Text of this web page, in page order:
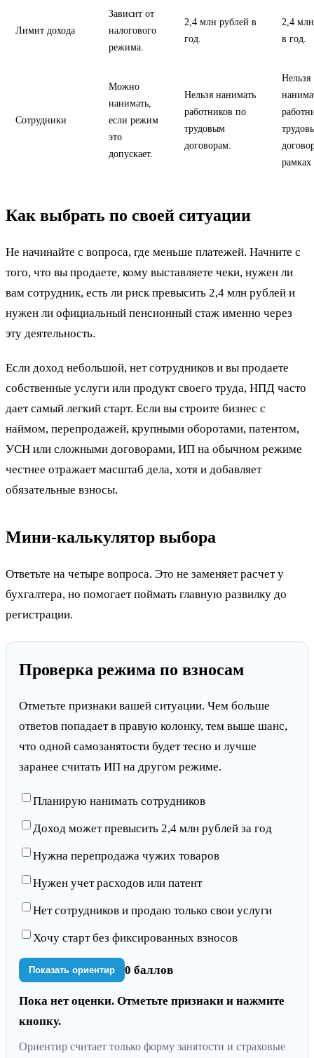
Лимит дохода
Зависит от
налогового
режима.
2,4 млн рублей в
год.
2,4
в год.
Сотрудники
Можно
нанимать,
если режим
это
допускает.
Нельзя нанимать
работников по
трудовым
договорам.
Нельзя
Как выбрать по своей ситуации
Не начинайте с вопроса, где меньше платежей. Начните с
того, что вы продаете, кому выставляете чеки, нужен ли
вам сотрудник, есть ли риск превысить 2,4 млн рублей и
нужен ли официальный пенсионный стаж именно через
эту деятельность.
Если доход небольшой, нет сотрудников и вы продаете
собственные услуги или продукт своего труда, НПД часто
дает самый легкий старт. Если вы строите бизнес с
наймом, перепродажей, крупными оборотами, патентом,
УСН или сложными договорами, ИП на обычном режиме
честнее отражает масштаб дела, хотя и добавляет
обязательные взносы.
Мини-калькулятор выбора
Ответьте на четыре вопроса. Это не заменяет расчет у
бухгалтера, но помогает поймать главную развилку до
регистрации.
Проверка режима по взносам
Отметьте признаки вашей ситуации. Чем больше
ответов попадает в правую колонку, тем выше шанс,
что одной самозанятости будет тесно и лучше
заранее считать ИП на другом режиме.
Планирую нанимать сотрудников
Доход может превысить 2,4 млн рублей за год
Нужна перепродажа чужих товаров
Нужен учет расходов или патент
Нет сотрудников и продаю только свои услуги
Хочу старт без фиксированных взносов
Показать ориентир 0 баллов
Пока нет оценки. Отметьте признаки и нажмите
кнопку.
Ориентир считает только форму занятости и страховые